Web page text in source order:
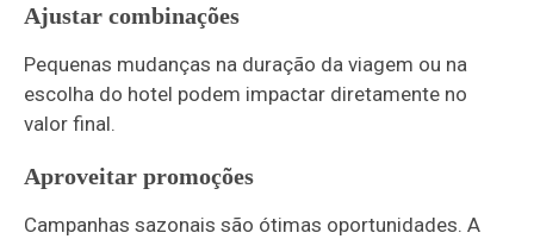
Ajustar combinações
Pequenas mudanças na duração da viagem ou na
escolha do hotel podem impactar diretamente no
valor final.
Aproveitar promoções
Campanhas sazonais são ótimas oportunidades. A